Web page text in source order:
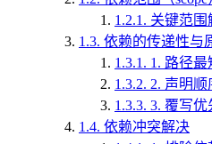
1.2.1. 关键范围
1.3. 依赖的传递性与
1.3.1. 1. 路径最
1.3.2. 2. 声明顺
1.3.3. 3. 覆写优
1.4. 依赖冲突解决